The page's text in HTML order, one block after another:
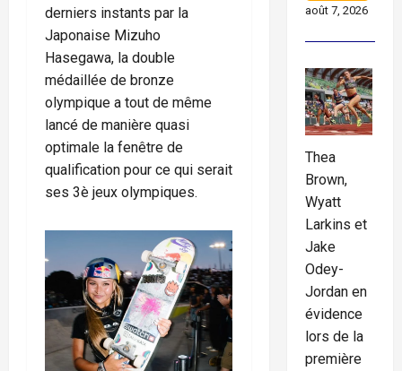
derniers instants par la
Japonaise Mizuho
Hasegawa, la double
médaillée de bronze
olympique a tout de même
lancé de manière quasi
optimale la fenêtre de
qualification pour ce qui serait
ses 3è jeux olympiques.
août 7, 2026
Thea
Brown,
Wyatt
Larkins et
Jake
Odey-
Jordan en
évidence
lors de la
première